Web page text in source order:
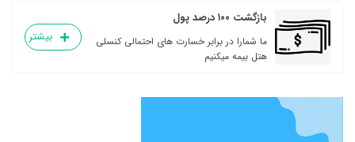
بازگشت ۱۰۰ درصد پول
ما شمارا در برابر خسارت های احتمالی کنسلی
هتل بیمه میکنیم
بیشتر